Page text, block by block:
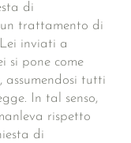
di
trattamento di
inviati a
si pone come
tutti
In tal senso,
rispetto
di